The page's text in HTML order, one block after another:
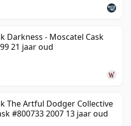
Darkness - Moscatel Cask
21 jaar oud
The Artful Dodger Collective
#800733 2007 13 jaar oud